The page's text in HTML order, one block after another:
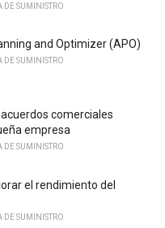
DE SUMINISTRO
and Optimizer (APO)
DE SUMINISTRO
comerciales
empresa
DE SUMINISTRO
el rendimiento del
DE SUMINISTRO